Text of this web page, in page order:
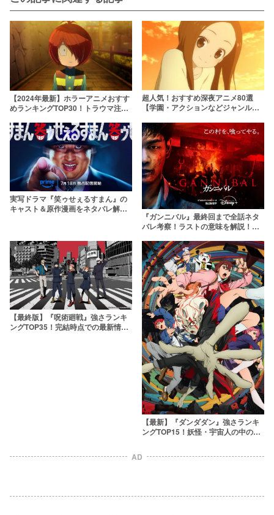
【2024年最新】ホラーアニメおすす
めランキングTOP30！トラウマ注意
超人気！おすすめ深夜アニメ80選
【学園・アクションなどジャンル別
実写ドラマ『笑ゥせぇるすまん』の
キャスト＆原作漫画をネタバレ解説
『ガンニバル』最終回まで全話ネタ
バレ考察！ラストの意味を解説！原
【最終版】『呪術廻戦』強さランキ
ングTOP35！完結時点での最新情報
【最新】『ダンダダン』強さランキ
ングTOP15！妖怪・宇宙人の中の最
AD